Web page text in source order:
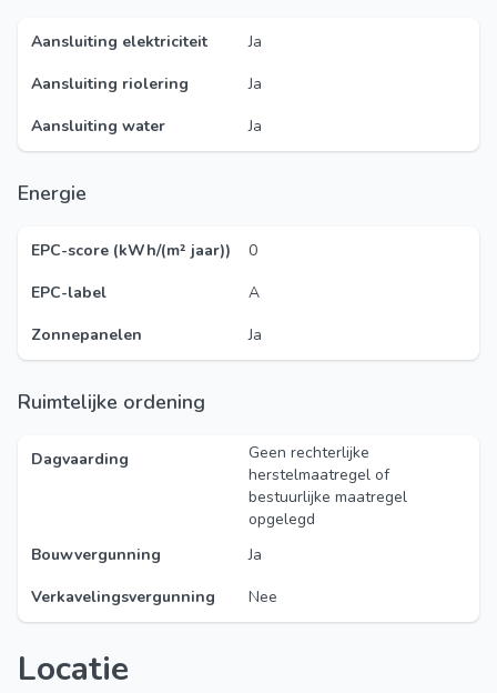
Aansluiting elektriciteit
Ja
Aansluiting riolering
Ja
Aansluiting water
Ja
Energie
EPC-score (kWh/(m² jaar))
0
EPC-label
A
Zonnepanelen
Ja
Ruimtelijke ordening
Dagvaarding
Geen rechterlijke
herstelmaatregel of
bestuurlijke maatregel
opgelegd
Bouwvergunning
Ja
Verkavelingsvergunning
Nee
Locatie